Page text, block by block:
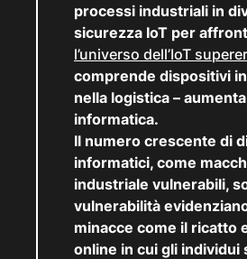
processi industriali in
sicurezza IoT per
l’universo dell’IoT
comprende dispositivi
nella logistica –
informatica.
Il numero crescente di
informatici, come
industriale vulnerabili,
vulnerabilità
minacce come il ricatto
online in cui gli